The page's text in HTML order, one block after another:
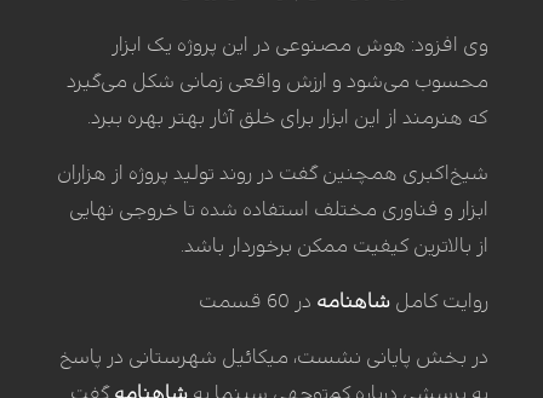
وی افزود: هوش مصنوعی در این پروژه یک ابزار
محسوب می‌شود و ارزش واقعی زمانی شکل می‌گیرد
که هنرمند از این ابزار برای خلق آثار بهتر بهره ببرد.
شیخ‌اکبری همچنین گفت در روند تولید پروژه از هزاران
ابزار و فناوری مختلف استفاده شده تا خروجی نهایی
از بالاترین کیفیت ممکن برخوردار باشد.
روایت کامل شاهنامه در 60 قسمت
در بخش پایانی نشست، میکائیل شهرستانی در پاسخ
به پرسشی درباره کم‌توجهی سینما به شاهنامه گفت